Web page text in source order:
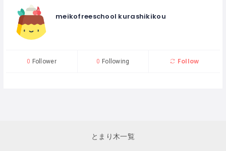
meikofreeschool kurashikikou
0 Follower 0 Following Follow
とまり木一覧